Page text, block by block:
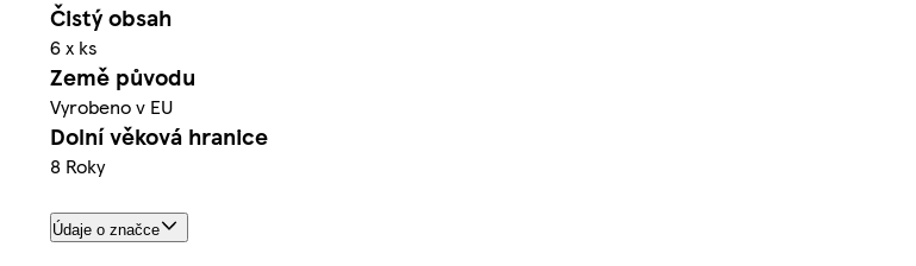
Čistý obsah
6 x ks
Země původu
Vyrobeno v EU
Dolní věková hranice
8 Roky
Údaje o značce